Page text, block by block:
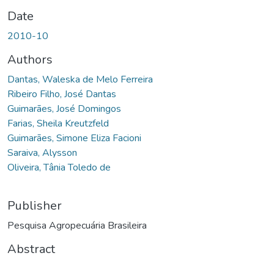
Date
2010-10
Authors
Dantas, Waleska de Melo Ferreira
Ribeiro Filho, José Dantas
Guimarães, José Domingos
Farias, Sheila Kreutzfeld
Guimarães, Simone Eliza Facioni
Saraiva, Alysson
Oliveira, Tânia Toledo de
Publisher
Pesquisa Agropecuária Brasileira
Abstract